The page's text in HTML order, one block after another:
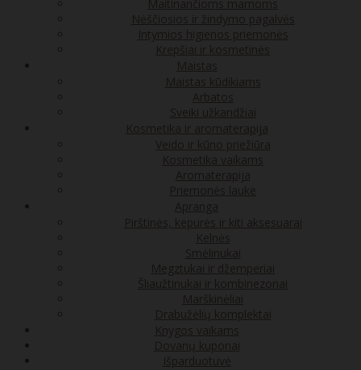
Maitinančioms mamoms
Nėščiosios ir žindymo pagalvės
Intymios higienos priemonės
Krepšiai ir kosmetinės
Maistas
Maistas kūdikiams
Arbatos
Sveiki užkandžiai
Kosmetika ir aromaterapija
Veido ir kūno priežiūra
Kosmetika vaikams
Aromaterapija
Priemonės lauke
Apranga
Pirštinės, kepurės ir kiti aksesuarai
Kelnės
Smėlinukai
Megztukai ir džemperiai
Šliaužtinukai ir kombinezonai
Marškinėliai
Drabužėlių komplektai
Knygos vaikams
Dovanų kuponai
Išparduotuvė